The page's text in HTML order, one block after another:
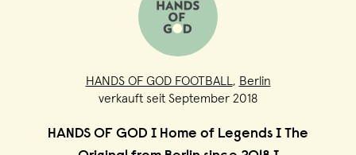
HANDS OF GOD FOOTBALL, Berlin
verkauft seit September 2018
HANDS OF GOD I Home of Legends I The